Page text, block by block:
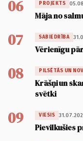
06 PROJEKTS
Māja no
07 SABIEDRĪBA
Vērienīgu
08 PILSĒTĀS UN
Krāšņi un
svētki
09 VIESIS
Pievilkušies